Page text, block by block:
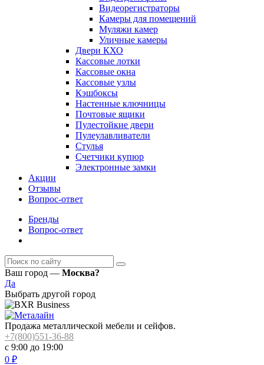
Видеорегистраторы
Камеры для помещений
Муляжи камер
Уличные камеры
Двери КХО
Кассовые лотки
Кассовые окна
Кассовые узлы
Кэшбоксы
Настенные ключницы
Почтовые ящики
Пулестойкие двери
Пулеулавливатели
Стулья
Счетчики купюр
Электронные замки
Акции
Отзывы
Вопрос-ответ
Бренды
Вопрос-ответ
Ваш город — Москва?
Да
Выбрать другой город
Продажа металлической мебели и сейфов.
+7(800)551-36-88
с 9:00 до 19:00
0 ₽